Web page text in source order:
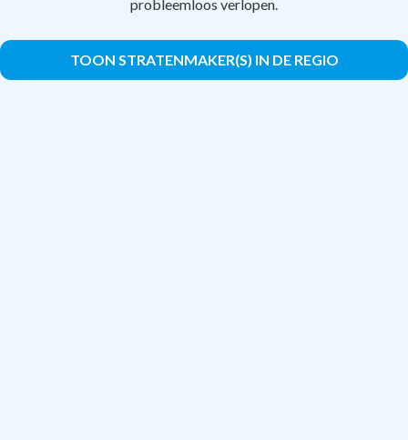
probleemloos verlopen.
TOON STRATENMAKER(S) IN DE REGIO